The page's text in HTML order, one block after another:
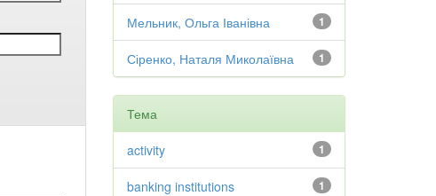
1
Мельник, Ольга Іванівна
1
Сіренко, Наталя Миколаївна
Тема
1
activity
1
banking institutions